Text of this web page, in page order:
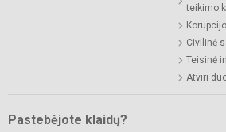
teikimo
Civilinė
Teisinė
Atviri
Pastebėjote klaidų?